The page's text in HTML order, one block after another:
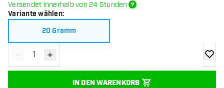
Versendet innerhalb von 24 Stunden
Variante wählen:
20 Gramm
Menge verringern
- Menge erhöhen
+
IN DEN WARENKORB
Zur